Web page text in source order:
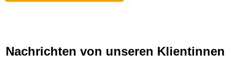
Nachrichten von unseren Klientinnen